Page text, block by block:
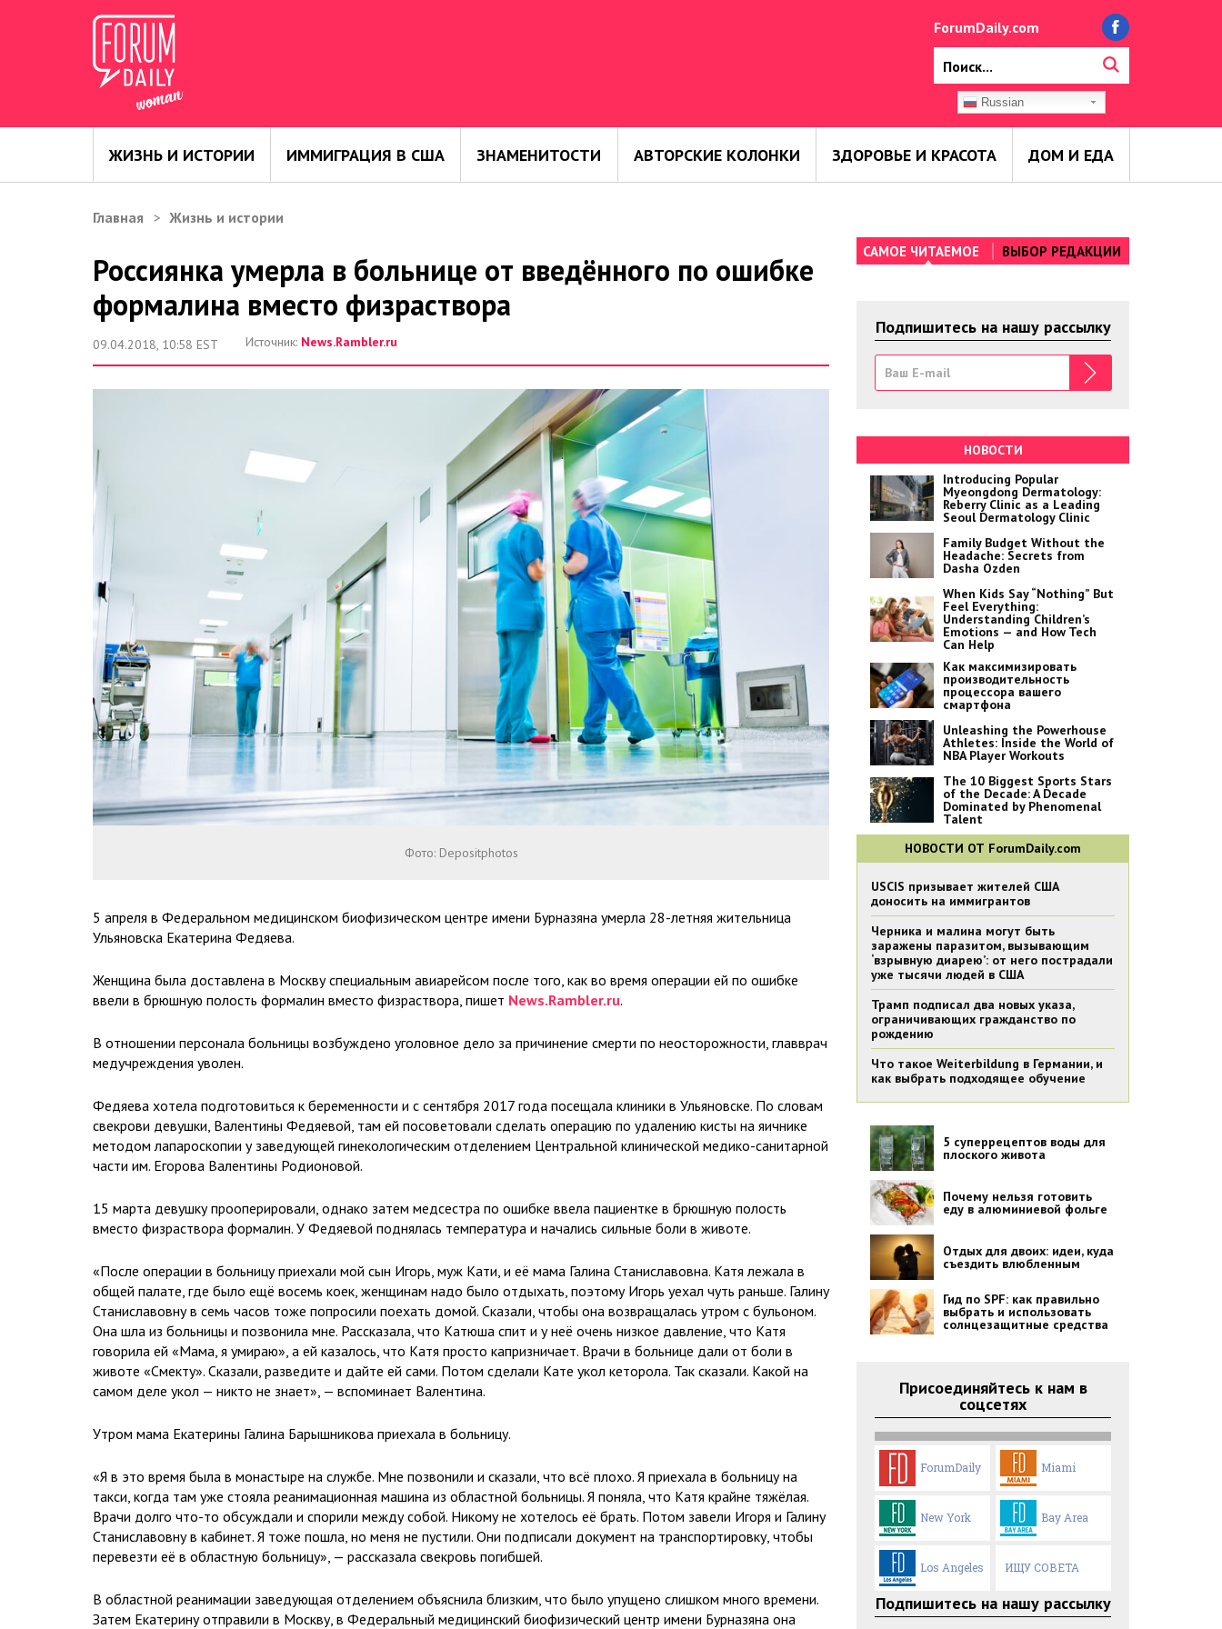
ForumDaily.com
Russian
ЖИЗНЬ И ИСТОРИИ ИММИГРАЦИЯ В США ЗНАМЕНИТОСТИ АВТОРСКИЕ КОЛОНКИ ЗДОРОВЬЕ И КРАСОТА ДОМ И ЕДА
Главная Жизнь и истории
Россиянка умерла в больнице от введённого по ошибке
формалина вместо физраствора
09.04.2018, 10:58 EST Источник: News.Rambler.ru
Фото: Depositphotos
5 апреля в Федеральном медицинском биофизическом центре имени Бурназяна умерла 28-летняя жительница
Ульяновска Екатерина Федяева.
Женщина была доставлена в Москву специальным авиарейсом после того, как во время операции ей по ошибке
ввели в брюшную полость формалин вместо физраствора, пишет News.Rambler.ru.
В отношении персонала больницы возбуждено уголовное дело за причинение смерти по неосторожности, главврач
медучреждения уволен.
Федяева хотела подготовиться к беременности и с сентября 2017 года посещала клиники в Ульяновске. По словам
свекрови девушки, Валентины Федяевой, там ей посоветовали сделать операцию по удалению кисты на яичнике
методом лапароскопии у заведующей гинекологическим отделением Центральной клинической медико-санитарной
части им. Егорова Валентины Родионовой.
15 марта девушку прооперировали, однако затем медсестра по ошибке ввела пациентке в брюшную полость
вместо физраствора формалин. У Федяевой поднялась температура и начались сильные боли в животе.
«После операции в больницу приехали мой сын Игорь, муж Кати, и её мама Галина Станиславовна. Катя лежала в
общей палате, где было ещё восемь коек, женщинам надо было отдыхать, поэтому Игорь уехал чуть раньше. Галину
Станиславовну в семь часов тоже попросили поехать домой. Сказали, чтобы она возвращалась утром с бульоном.
Она шла из больницы и позвонила мне. Рассказала, что Катюша спит и у неё очень низкое давление, что Катя
говорила ей «Мама, я умираю», а ей казалось, что Катя просто капризничает. Врачи в больнице дали от боли в
животе «Смекту». Сказали, разведите и дайте ей сами. Потом сделали Кате укол кеторола. Так сказали. Какой на
самом деле укол — никто не знает», — вспоминает Валентина.
Утром мама Екатерины Галина Барышникова приехала в больницу.
«Я в это время была в монастыре на службе. Мне позвонили и сказали, что всё плохо. Я приехала в больницу на
такси, когда там уже стояла реанимационная машина из областной больницы. Я поняла, что Катя крайне тяжёлая.
Врачи долго что-то обсуждали и спорили между собой. Никому не хотелось её брать. Потом завели Игоря и Галину
Станиславовну в кабинет. Я тоже пошла, но меня не пустили. Они подписали документ на транспортировку, чтобы
перевезти её в областную больницу», — рассказала свекровь погибшей.
В областной реанимации заведующая отделением объяснила близким, что было упущено слишком много времени.
Затем Екатерину отправили в Москву, в Федеральный медицинский биофизический центр имени Бурназяна она
САМОЕ ЧИТАЕМОЕ ВЫБОР РЕДАКЦИИ
Подпишитесь на нашу рассылку
НОВОСТИ
Introducing Popular
Myeongdong Dermatology:
Reberry Clinic as a Leading
Seoul Dermatology Clinic
Family Budget Without the
Headache: Secrets from
Dasha Ozden
When Kids Say “Nothing” But
Feel Everything:
Understanding Children’s
Emotions — and How Tech
Can Help
Как максимизировать
производительность
процессора вашего
смартфона
Unleashing the Powerhouse
Athletes: Inside the World of
NBA Player Workouts
The 10 Biggest Sports Stars
of the Decade: A Decade
Dominated by Phenomenal
Talent
НОВОСТИ ОТ ForumDaily.com
USCIS призывает жителей США
доносить на иммигрантов
Черника и малина могут быть
заражены паразитом, вызывающим
‘взрывную диарею’: от него пострадали
уже тысячи людей в США
Трамп подписал два новых указа,
ограничивающих гражданство по
рождению
Что такое Weiterbildung в Германии, и
как выбрать подходящее обучение
5 суперрецептов воды для
плоского живота
Почему нельзя готовить
еду в алюминиевой фольге
Отдых для двоих: идеи, куда
съездить влюбленным
Гид по SPF: как правильно
выбрать и использовать
солнцезащитные средства
Присоединяйтесь к нам в
соцсетях
ForumDaily Miami
New York Bay Area
Los Angeles ИЩУ СОВЕТА
Подпишитесь на нашу рассылку